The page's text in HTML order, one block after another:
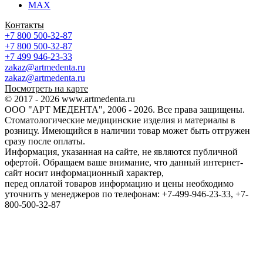
MAX
Контакты
+7 800 500-32-87
+7 800 500-32-87
+7 499 946-23-33
zakaz@artmedenta.ru
zakaz@artmedenta.ru
Посмотреть на карте
© 2017 - 2026 www.artmedenta.ru
ООО "АРТ МЕДЕНТА", 2006 - 2026. Все права защищены.
Стоматологические медицинские изделия и материалы в
розницу. Имеющийся в наличии товар может быть отгружен
сразу после оплаты.
Информация, указанная на сайте, не являются публичной
офертой. Обращаем ваше внимание, что данный интернет-
сайт носит информационный характер,
перед оплатой товаров информацию и цены необходимо
уточнить у менеджеров по телефонам: +7-499-946-23-33, +7-
800-500-32-87